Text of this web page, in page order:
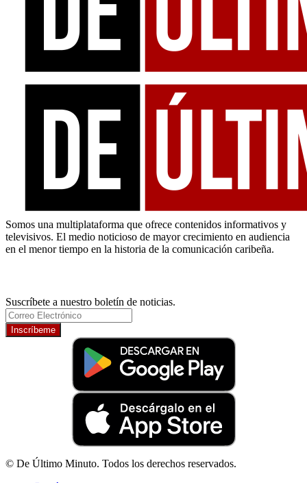
Somos una multiplataforma que ofrece contenidos informativos y
televisivos. El medio noticioso de mayor crecimiento en audiencia
en el menor tiempo en la historia de la comunicación caribeña.
Suscríbete a nuestro boletín de noticias.
Inscríbeme
© De Último Minuto. Todos los derechos reservados.